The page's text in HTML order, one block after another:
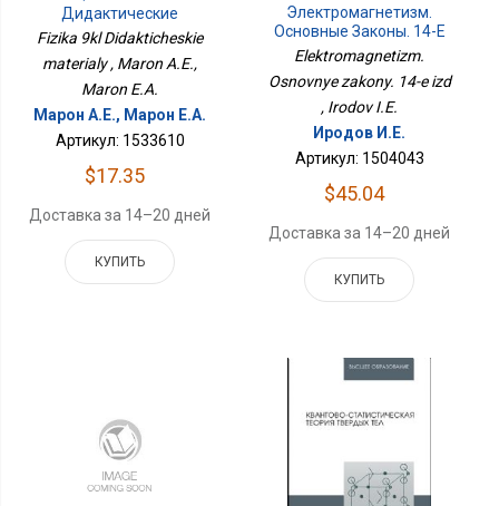
Дидактические
Материалы
Fizika 9kl Didakticheskie
materialy , Maron A.E.,
Maron E.A.
Марон А.Е., Марон Е.А.
Артикул: 1533610
$17.35
Доставка за 14–20 дней
КУПИТЬ
Электромагнетизм.
Основные Законы. 14-Е
Изд
Elektromagnetizm.
Osnovnye zakony. 14-e izd
, Irodov I.E.
Иродов И.Е.
Артикул: 1504043
$45.04
Доставка за 14–20 дней
КУПИТЬ